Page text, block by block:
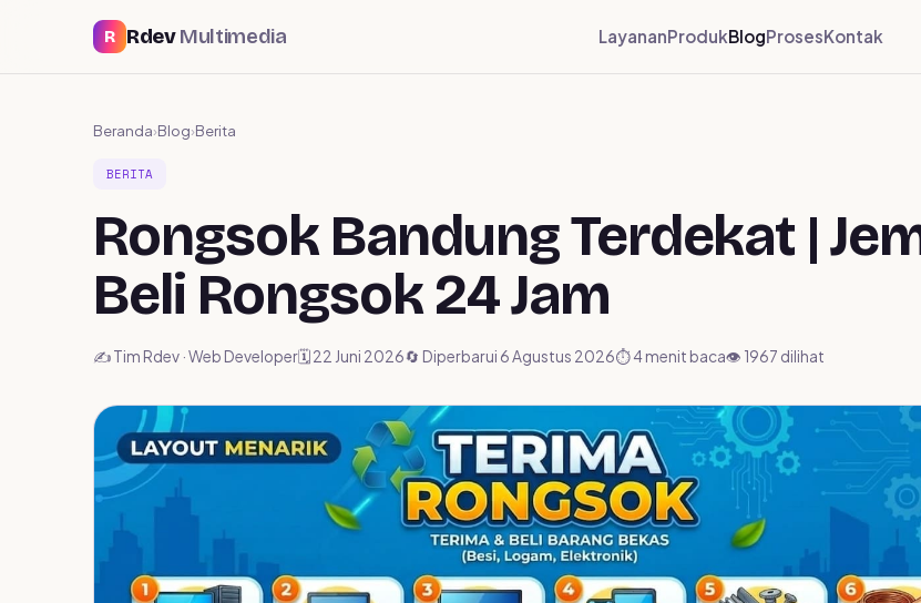
R RdevMultimedia LayananProdukBlogProsesKontak
Beranda›Blog›Berita
BERITA
Rongsok Bandung Terdekat |
Beli Rongsok 24 Jam
✍️ Tim Rdev · Web Developer🗓️ 22 Juni 2026🔄 Diperbarui 6 Agustus 2026⏱ 4 menit baca👁️ 1967 dilihat